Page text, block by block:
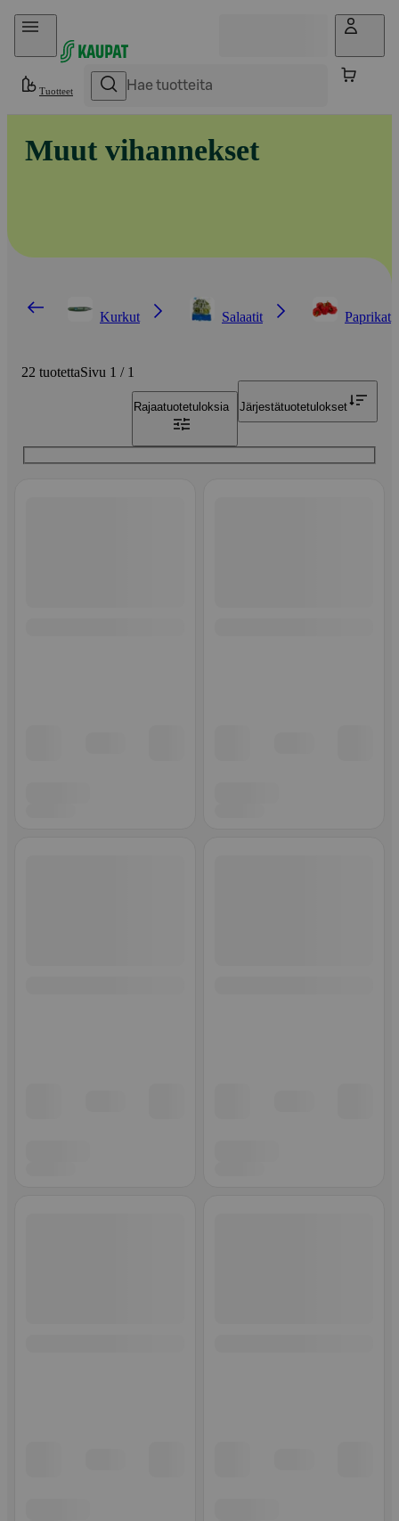
Hyppää sisältöön
Tuotteet
Muut vihannekset
Kurkut Salaatit Paprikat
22 tuotettaSivu 1 / 1
Rajaatuotetuloksia Järjestätuotetulokset